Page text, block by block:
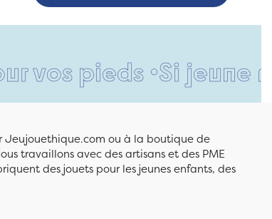
•Si jeune et déjà
Jeujouethique.com ou à la boutique de
travaillons avec des artisans et des PME
des jouets pour les jeunes enfants, des